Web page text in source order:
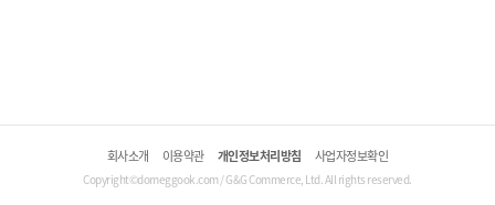
회사소개 이용약관 개인정보처리방침 사업자정보확인
Copyright©domeggook.com / G&G Commerce, Ltd. All rights reserved.